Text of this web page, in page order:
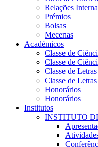
Relações
Prémios
Bolsas
Mecenas
Académicos
Classe de
Classe de
Classe de Letras
Classe de Letras
Honorários
Honorários
Institutos
INSTITUTO